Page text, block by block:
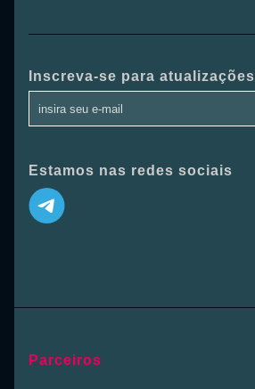
Inscreva-se para atualizações
Estamos nas redes sociais
Parceiros